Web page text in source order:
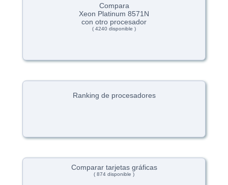
Compara
Xeon Platinum 8571N
con otro procesador
( 4240 disponible )
Ranking de procesadores
Comparar tarjetas gráficas
( 874 disponible )